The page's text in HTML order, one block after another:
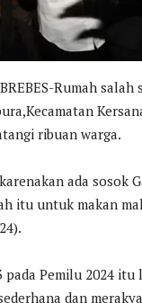
Rumah
ribuan warga.
ada sosok
itu untuk makan
Pemilu 2024 itu
dan